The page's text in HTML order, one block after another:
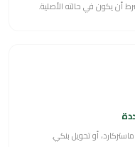
أو تحويل بنكي.